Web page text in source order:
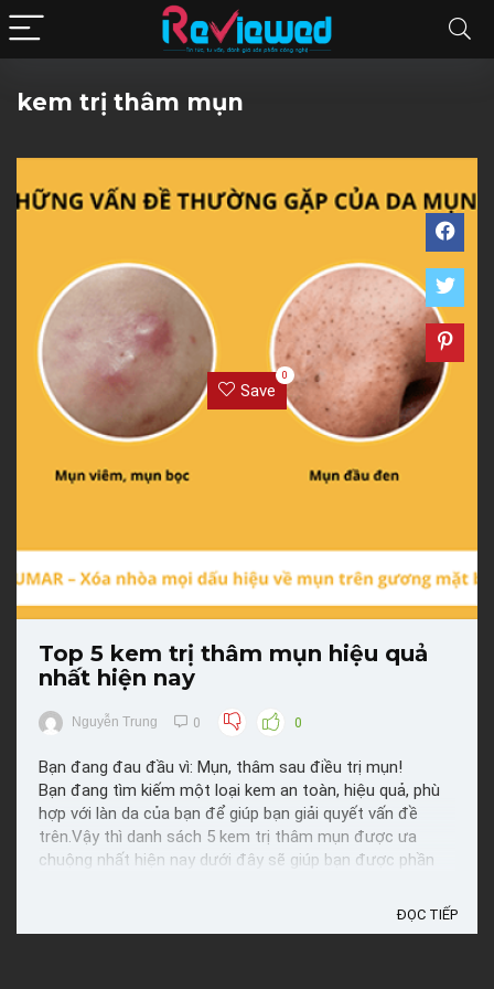
kem trị thâm mụn
Save
0
Top 5 kem trị thâm mụn hiệu quả
nhất hiện nay
Nguyễn Trung 0 0
Bạn đang đau đầu vì: Mụn, thâm sau điều trị mụn!
Bạn đang tìm kiếm một loại kem an toàn, hiệu quả, phù
hợp với làn da của bạn để giúp bạn giải quyết vấn đề
trên.Vậy thì danh sách 5 kem trị thâm mụn được ưa
chuộng nhất hiện nay dưới đây sẽ giúp bạn được phần
ĐỌC TIẾP